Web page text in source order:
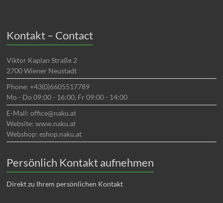
Kontakt – Contact
Viktor Kaplan Straße 2
2700 Wiener Neustadt
Phone: +43(0)6605517789
Mo - Do 09:00 - 16:00, Fr 09:00 - 14:00
E-Mail: office@naku.at
Website: www.naku.at
Webshop: eshop.naku.at
Persönlich Kontakt aufnehmen
Direkt zu Ihrem persönlichen Kontakt